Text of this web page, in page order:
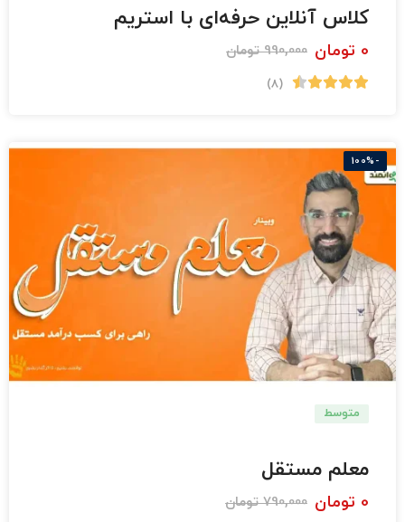
کلاس آنلاین حرفه‌ای با استریم
0 تومان 990,000 تومان
(8)
-100%
متوسط
معلم مستقل
0 تومان 790,000 تومان